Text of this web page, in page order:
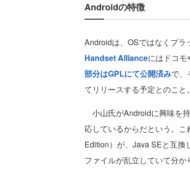
Androidの特徴
Androidは、OSではなくプラ
Handset Allianceにはドコモ
部分はGPLにて公開済みで、
てリリースする予定とのこと。
小山氏がAndroidに興味を
応しているからだという。
Edition）が、Java SEと互換
ファイルが乱立していて分か